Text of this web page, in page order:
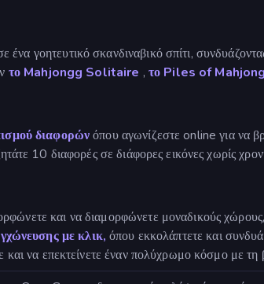
γοητευτικό σκανδιναβικό σπίτι,
το Mahjongg Solitaire , το Piles of Mahjong
διαφορώνόπου αγωνίζεστε online για να
10 διαφορές σε διάφορες εικόνες χωρίς
και να διαμορφώνετε μοναδικούς
με κλικ, όπου εκκολάπτετε και
και να επεκτείνετε έναν πολύχρωμο κόσμο με